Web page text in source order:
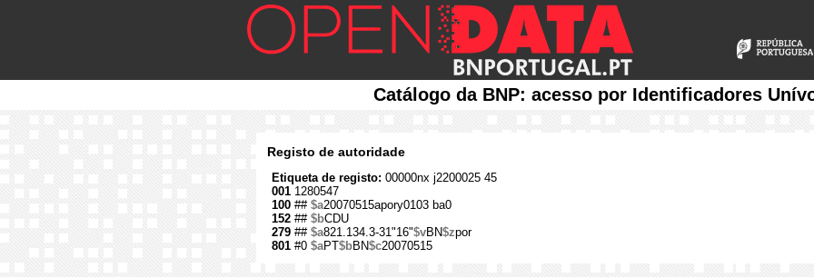
Catálogo da BNP: acesso por Identificadores
Registo de autoridade
Etiqueta de registo: 00000nx j2200025 45
001 1280547
100 ## $a20070515apory0103 ba0
152 ## $bCDU
279 ## $a821.134.3-31"16"$vBN$zpor
801 #0 $aPT$bBN$c20070515